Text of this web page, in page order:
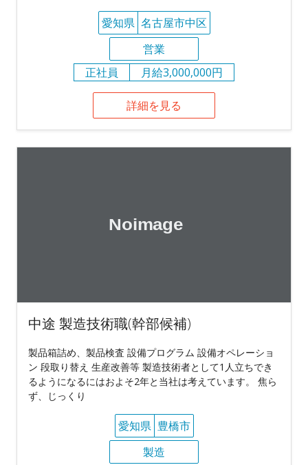
愛知県 名古屋市中区
営業
正社員
月給3,000,000円
詳細を見る
中途 製造技術職(幹部候補)
製品箱詰め、製品検査 設備プログラム 設備オペレーショ
ン 段取り替え 生産改善等 製造技術者として1人立ちでき
るようになるにはおよそ2年と当社は考えています。 焦ら
ず、じっくり
愛知県 豊橋市
製造